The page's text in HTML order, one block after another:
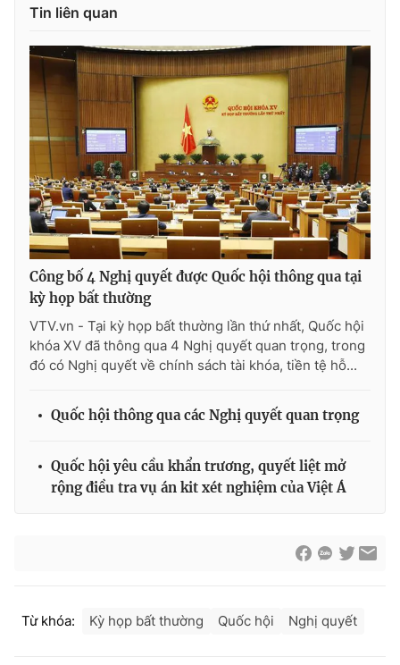
Tin liên quan
Công bố 4 Nghị quyết được Quốc hội thông qua tại
kỳ họp bất thường
VTV.vn - Tại kỳ họp bất thường lần thứ nhất, Quốc hội
khóa XV đã thông qua 4 Nghị quyết quan trọng, trong
đó có Nghị quyết về chính sách tài khóa, tiền tệ hỗ...
Quốc hội thông qua các Nghị quyết quan trọng
Quốc hội yêu cầu khẩn trương, quyết liệt mở
rộng điều tra vụ án kit xét nghiệm của Việt Á
Từ khóa: Kỳ họp bất thường Quốc hội Nghị quyết